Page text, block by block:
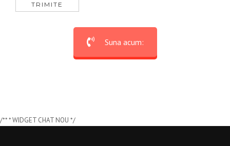
Suna acum:
/** * WIDGET CHAT NOU */